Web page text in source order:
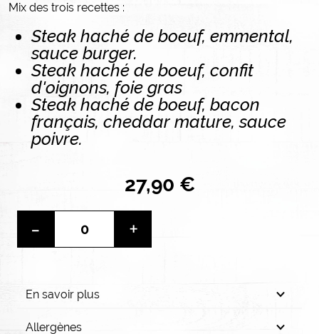
Mix des trois recettes :
Steak haché de boeuf, emmental,
sauce burger.
Steak haché de boeuf, confit
d'oignons, foie gras
Steak haché de boeuf, bacon
français, cheddar mature, sauce
poivre.
27,90 €
- +
En savoir plus
Allergènes